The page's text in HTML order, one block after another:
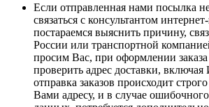
Если отправленная нами посылка
связаться с консультантом
постараемся выяснить причину,
России или транспортной
просим Вас, при оформлении
проверить адрес доставки,
отправка заказов происходит
Вами адресу, и в случае